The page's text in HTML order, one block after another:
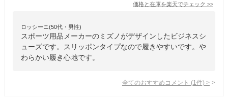
価格と在庫を楽天でチェック >>
ロッシーニ(50代・男性)
スポーツ用品メーカーのミズノがデザインしたビジネスシ
ューズです。スリッポンタイプなので履きやすいです。や
わらかい履き心地です。
全てのおすすめコメント (1 件) >